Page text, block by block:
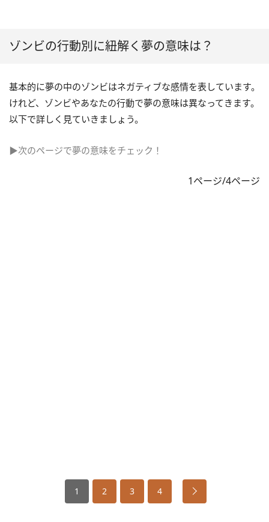
ゾンビの行動別に紐解く夢の意味は？
基本的に夢の中のゾンビはネガティブな感情を表しています。
けれど、ゾンビやあなたの行動で夢の意味は異なってきます。
以下で詳しく見ていきましょう。
▶次のページで夢の意味をチェック！
1ページ/4ページ
1 2 3 4